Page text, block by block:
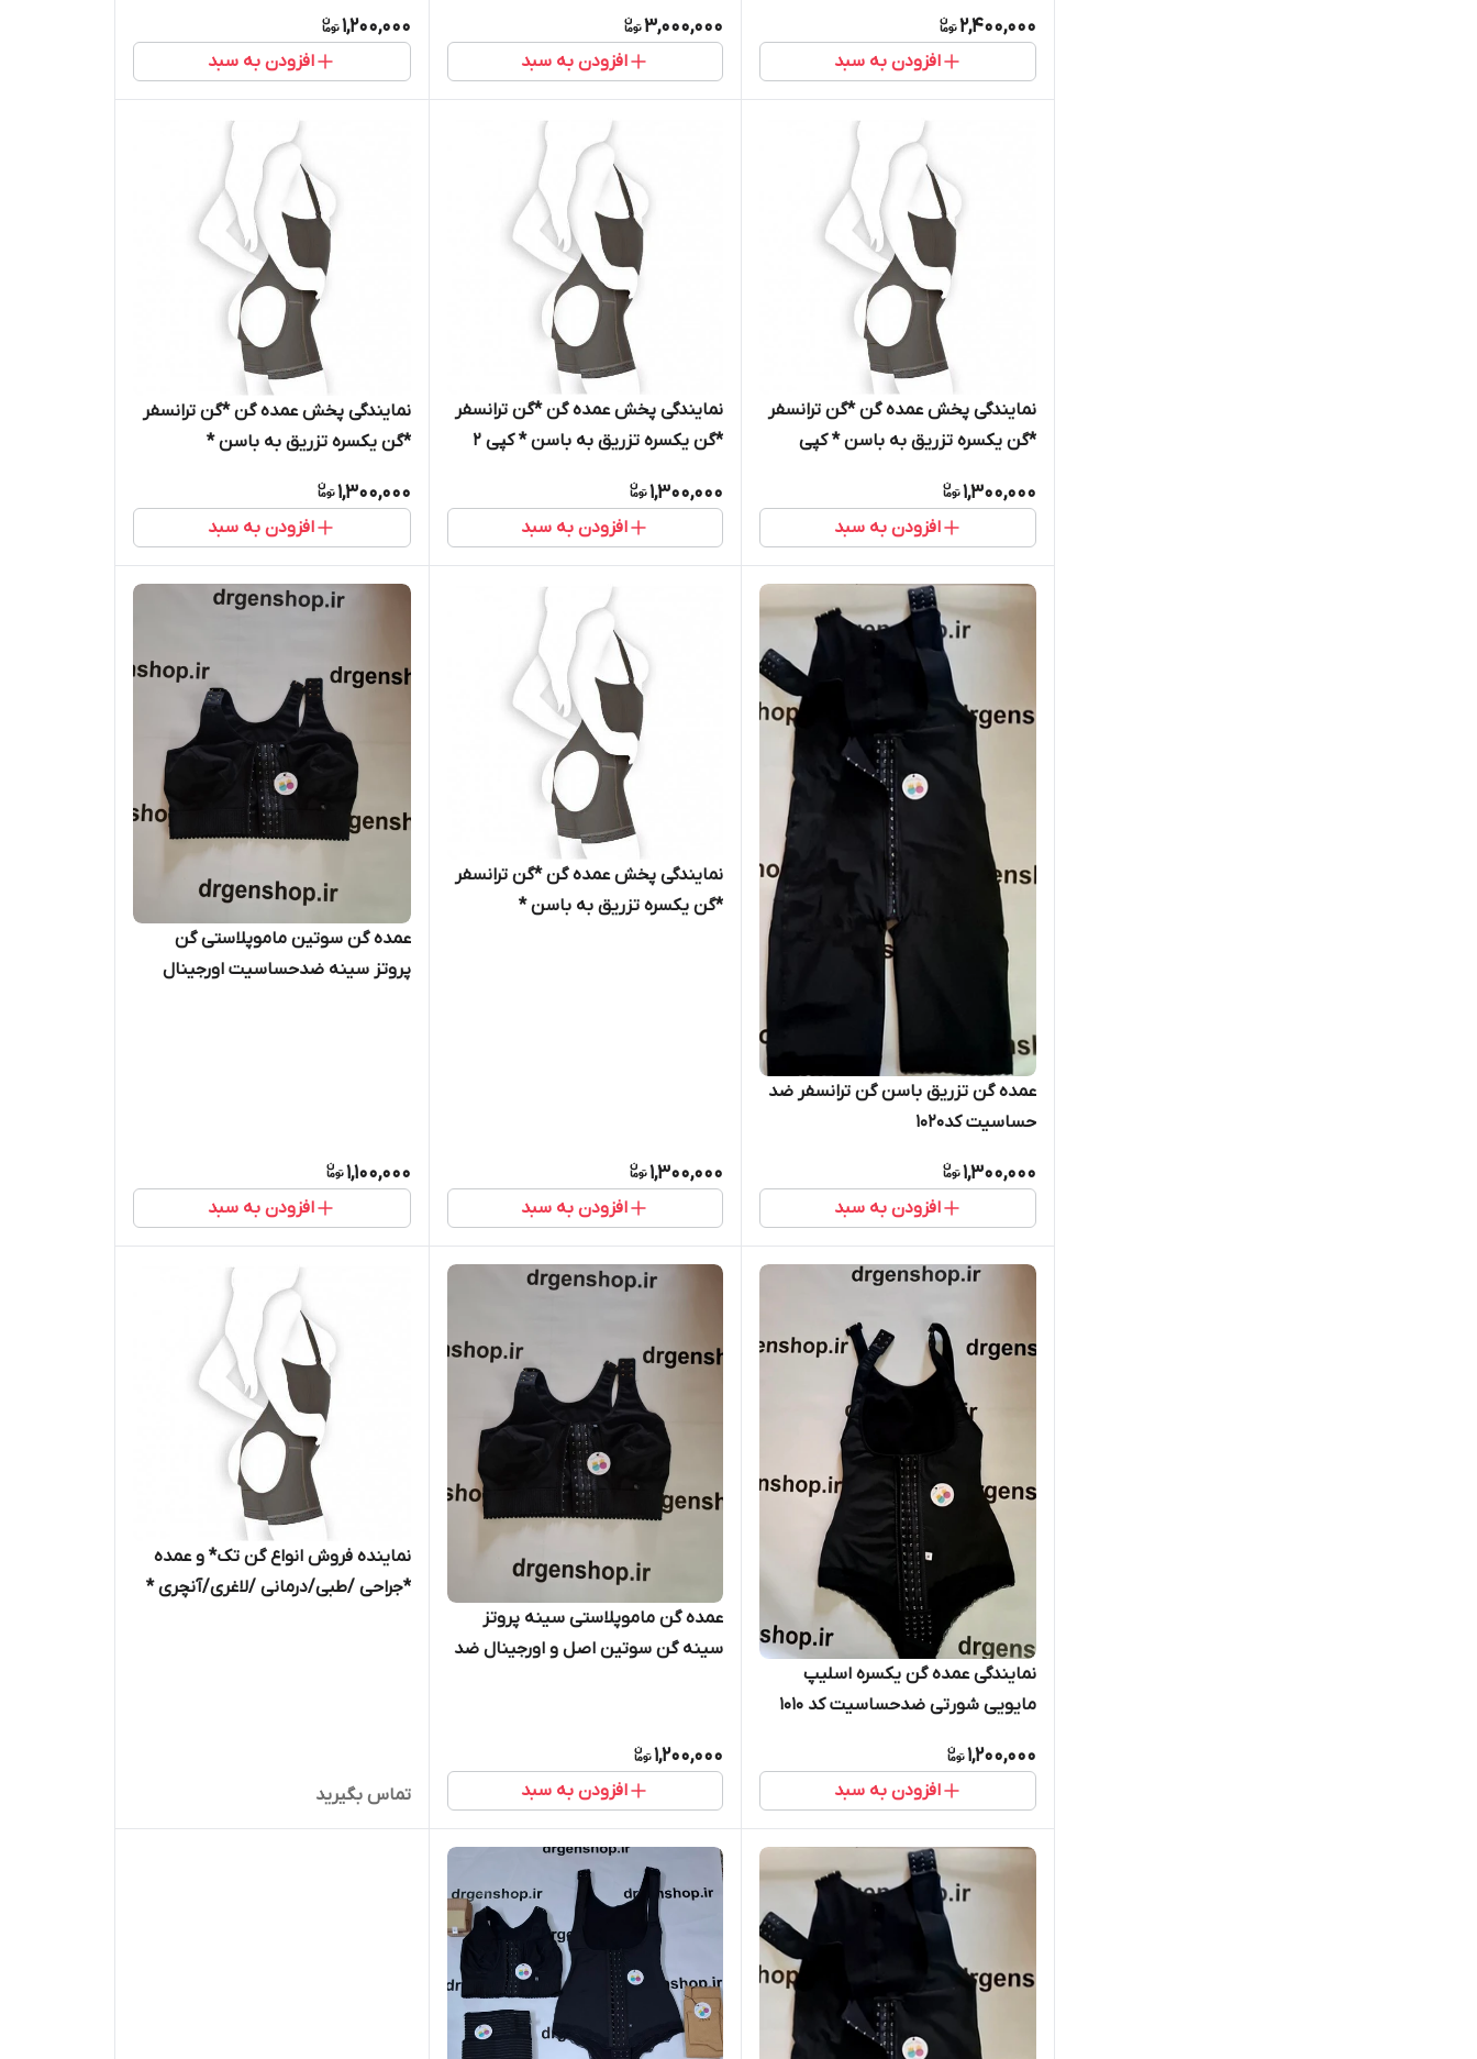
2,400,000
افزودن به سبد
3,000,000
افزودن به سبد
1,200,000
افزودن به سبد
نمایندگی پخش عمده گن *گن ترانسفر
*گن یکسره تزریق به باسن * کپی
1,300,000
افزودن به سبد
نمایندگی پخش عمده گن *گن ترانسفر
*گن یکسره تزریق به باسن * کپی 2
1,300,000
افزودن به سبد
نمایندگی پخش عمده گن *گن ترانسفر
*گن یکسره تزریق به باسن *
1,300,000
افزودن به سبد
عمده گن تزریق باسن گن ترانسفر ضد
حساسیت کد1020
1,300,000
افزودن به سبد
نمایندگی پخش عمده گن *گن ترانسفر
*گن یکسره تزریق به باسن *
1,300,000
افزودن به سبد
عمده گن سوتین ماموپلاستی گن
پروتز سینه ضدحساسیت اورجینال
1,100,000
افزودن به سبد
نمایندگی عمده گن یکسره اسلیپ
مایویی شورتی ضدحساسیت کد 1010
1,200,000
افزودن به سبد
عمده گن ماموپلاستی سینه پروتز
سینه گن سوتین اصل و اورجینال ضد
1,200,000
افزودن به سبد
نماینده فروش انواع گن تک* و عمده
*جراحی /طبی/درمانی /لاغری/آنچری *
تماس بگیرید